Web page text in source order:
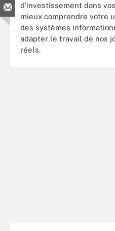
d’investissement dans
mieux comprendre votre
des systèmes
adapter le travail de nos
réels.